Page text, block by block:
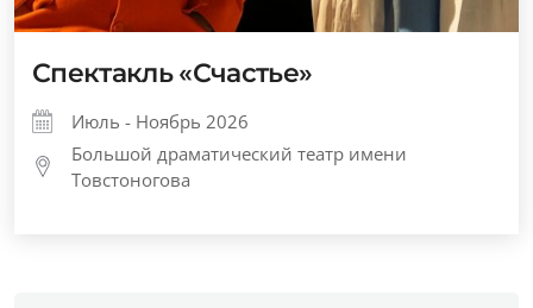
Спектакль «Счастье»
Июль - Ноябрь 2026
Большой драматический театр имени
Товстоногова